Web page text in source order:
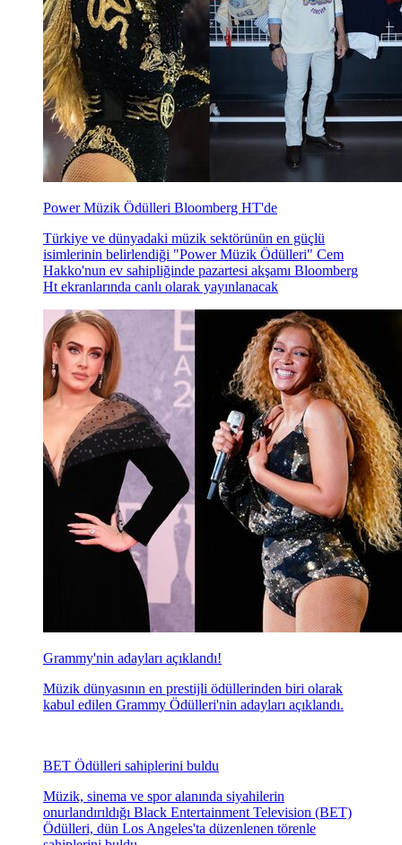
Power Müzik Ödülleri Bloomberg HT'de
Türkiye ve dünyadaki müzik sektörünün en güçlü
isimlerinin belirlendiği "Power Müzik Ödülleri" Cem
Hakko'nun ev sahipliğinde pazartesi akşamı Bloomberg
Ht ekranlarında canlı olarak yayınlanacak
Grammy'nin adayları açıklandı!
Müzik dünyasının en prestijli ödüllerinden biri olarak
kabul edilen Grammy Ödülleri'nin adayları açıklandı.
BET Ödülleri sahiplerini buldu
Müzik, sinema ve spor alanında siyahilerin
onurlandırıldığı Black Entertainment Television (BET)
Ödülleri, dün Los Angeles'ta düzenlenen törenle